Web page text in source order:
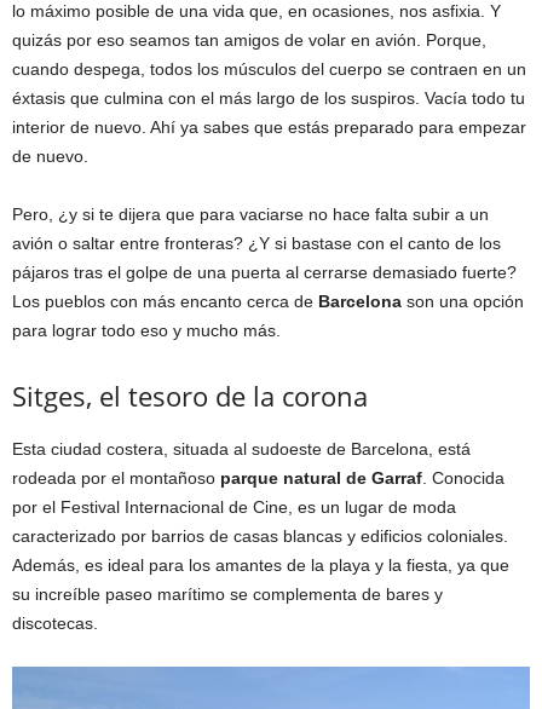
lo máximo posible de una vida que, en ocasiones, nos asfixia. Y
quizás por eso seamos tan amigos de volar en avión. Porque,
cuando despega, todos los músculos del cuerpo se contraen en un
éxtasis que culmina con el más largo de los suspiros. Vacía todo tu
interior de nuevo. Ahí ya sabes que estás preparado para empezar
de nuevo.
Pero, ¿y si te dijera que para vaciarse no hace falta subir a un
avión o saltar entre fronteras? ¿Y si bastase con el canto de los
pájaros tras el golpe de una puerta al cerrarse demasiado fuerte?
Los pueblos con más encanto cerca de Barcelona son una opción
para lograr todo eso y mucho más.
Sitges, el tesoro de la corona
Esta ciudad costera, situada al sudoeste de Barcelona, está
rodeada por el montañoso parque natural de Garraf . Conocida
por el Festival Internacional de Cine, es un lugar de moda
caracterizado por barrios de casas blancas y edificios coloniales.
Además, es ideal para los amantes de la playa y la fiesta, ya que
su increíble paseo marítimo se complementa de bares y
discotecas.